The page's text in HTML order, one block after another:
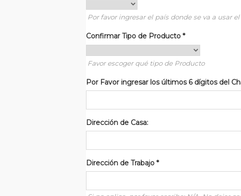
Por favor ingresar el país donde se va a usar
Confirmar Tipo de Producto *
Favor escoger qué tipo de Producto
Por Favor ingresar los últimos 6 dígitos del
Dirección de Casa:
Dirección de Trabajo *